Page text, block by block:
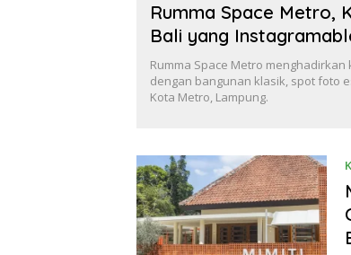
Rumma Space Metro,
Bali yang
Rumma Space Metro
dengan bangunan klasik, spot foto
Kota Metro, Lampung.